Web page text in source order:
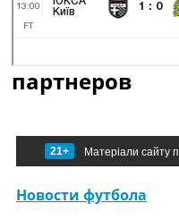
партнеров
21+ Матеріали сайту
Новости футбола